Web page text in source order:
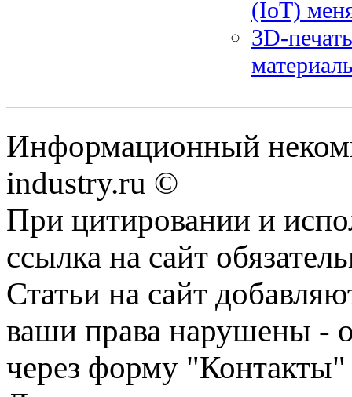
(IoT)
3D-
Информационный
industry.ru ©
При цитировании и
ссылка на сайт
Статьи на сайт
ваши права нарушены -
через форму "Контакты"